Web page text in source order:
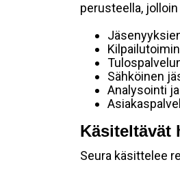
perusteella,
Sähköinen
Analysointi
Käsiteltävät
Seura käsittelee